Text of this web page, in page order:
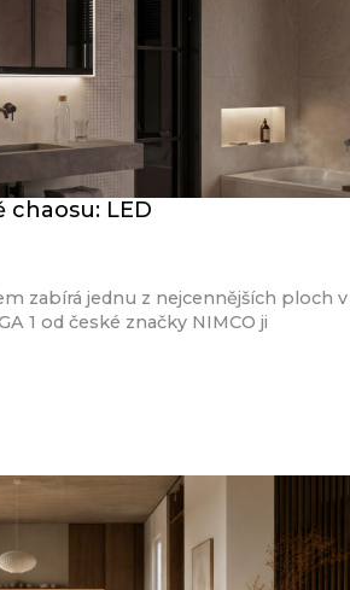
chaosu: LED
zabírá jednu z nejcennějších ploch v
1 od české značky NIMCO ji